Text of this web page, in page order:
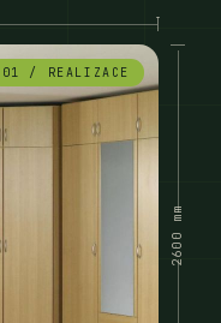
2600 mm
01 / REALIZACE